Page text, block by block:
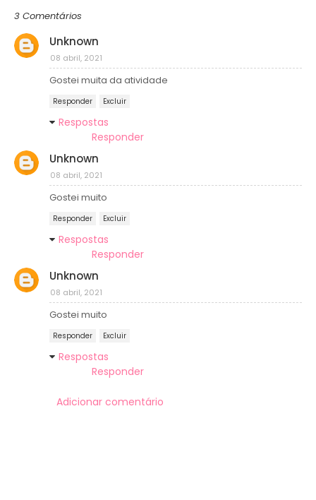
3 Comentários
Unknown
08 abril, 2021
Gostei muita da atividade
Responder Excluir
Respostas
Responder
Unknown
08 abril, 2021
Gostei muito
Responder Excluir
Respostas
Responder
Unknown
08 abril, 2021
Gostei muito
Responder Excluir
Respostas
Responder
Adicionar comentário